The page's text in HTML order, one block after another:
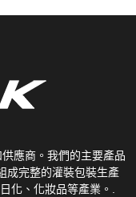
應商。我們的主要產品
成完整的灌裝包裝生產
化、化妝品等產業。.